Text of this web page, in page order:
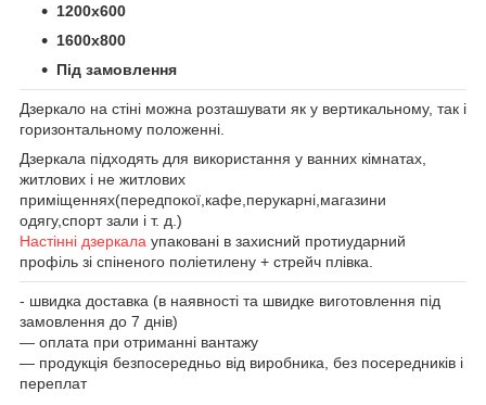
1200х600
1600х800
Під замовлення
Дзеркало на стіні можна розташувати як у вертикальному, так і
горизонтальному положенні.
Дзеркала підходять для використання у ванних кімнатах,
житлових і не житлових
приміщеннях(передпокої,кафе,перукарні,магазини
одягу,спорт зали і т. д.)
Настінні дзеркала упаковані в захисний протиударний
профіль зі спіненого поліетилену + стрейч плівка.
- швидка доставка (в наявності та швидке виготовлення під
замовлення до 7 днів)
― оплата при отриманні вантажу
― продукція безпосередньо від виробника, без посередників і
переплат